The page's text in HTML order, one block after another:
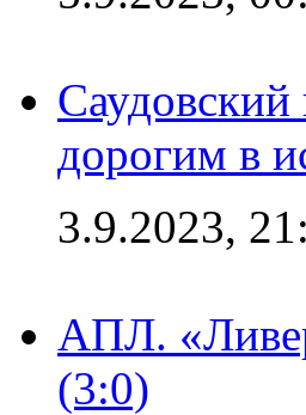
Саудовский
дорогим в
3.9.2023,
АПЛ.
(3:0)